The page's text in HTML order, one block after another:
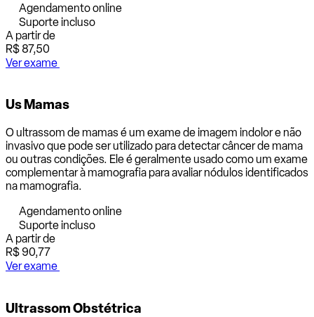
Agendamento online
Suporte incluso
A partir de
R$ 87,50
Ver exame
Us Mamas
O ultrassom de mamas é um exame de imagem indolor e não
invasivo que pode ser utilizado para detectar câncer de mama
ou outras condições. Ele é geralmente usado como um exame
complementar à mamografia para avaliar nódulos identificados
na mamografia.
Agendamento online
Suporte incluso
A partir de
R$ 90,77
Ver exame
Ultrassom Obstétrica